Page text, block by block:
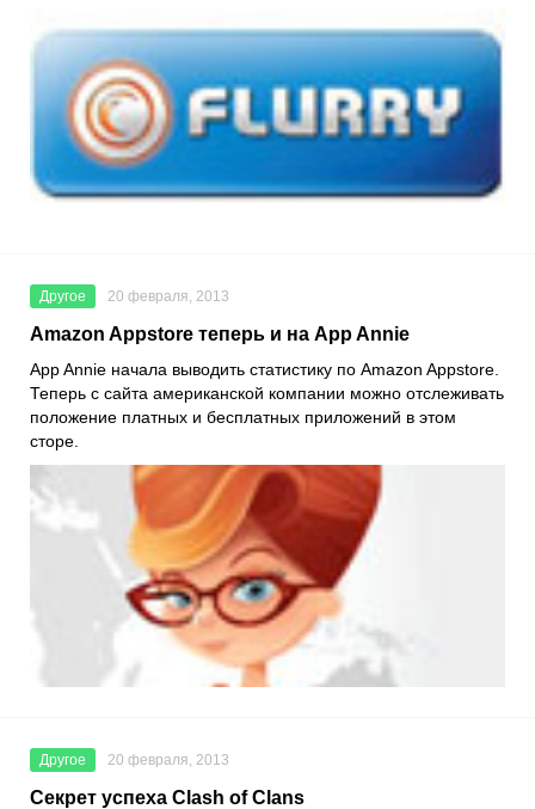
Другое 20 февраля, 2013
Amazon Appstore теперь и на App Annie
App Annie начала выводить статистику по Amazon Appstore.
Теперь с сайта американской компании можно отслеживать
положение платных и бесплатных приложений в этом
сторе.
Другое 20 февраля, 2013
Секрет успеха Clash of Clans